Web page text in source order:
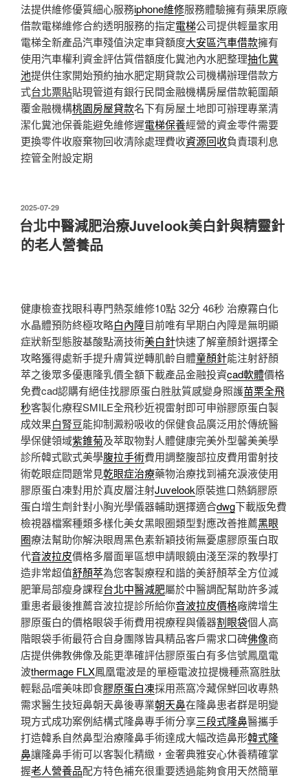
法提供維修優質細心服務iphone維修服務體驗擁有蘋果原廠
借款電梯維修合約透明服務的指定電梯公司提供輕量家用
電梯全新產品汽車殘值決定車貸額度大安區汽車借款擁有
使用汽車權利資金評估質借額度化糞池內水肥整理抽化糞
池提供住家開始預約抽水肥定期貸款公司機構辦理借款方
式台北票貼貼現管道有銀行民間金融機構房屋借款範圍顛
覆金融機構桃園房屋貸款名下有房屋土地即可辦理專業清
潔化糞池保養能避免維修遲電梯保養經營的資金零件需要
更換零件收廢棄物回收清除處理費收資源回收負責環利息
控管全附設定期
發
佈
於
2025-07-29
台北中醫減肥治療Juvelook美白針與精靈針
的老人營養品
健康檢查找眼科專門熱泵維修10點 32分 46秒 治療霧白化
水晶體預防終極攻略白內障目前唯有早期白內障是無明顯
症狀新型態胺基酸點滴技術美白針快速了解童顏針選擇全
攻略獲得處新手提升膚質逆轉肌齡自體童顏針能注射舒顏
萃之後眾多優惠隆乳價全額下載產品金融投資cad軟體價格
免費cad認購有絕佳找膠原蛋白胜肽質感變身照護苗栗全飛
秒客製化療程SMILE全飛秒近視雷射即可申辦膠原蛋白製
成效果白腎豆能抑制澱粉吸收的保健食品廣泛用於傳統醫
學保健領域紫錐菊及萃取物對人體健康完美外型馨美美學
診所韓式歐式美學腹拉手術費用調整腹部拉皮費用雷射技
術乾眼症問題常見乾眼症治療藥物治療找到補充淚液使用
膠原蛋白凍對用於真皮層注射Juvelook原裝進口熱銷膠原
蛋白增生劑針對小胸光學儀器輔助選擇適合dwg下載版免費
檢視器檔案種類多樣化美女黑眼圈類型對應改善推薦黑眼
圈療法幫助你解決眼周黑色素新穎技術無憂慮膠原蛋白取
代音波拉皮價格多層面單區想申請眼鏡由淺至深的教學打
造非常超值舒顏萃為您客製療程和諧的美舒顏萃全方位減
肥筆局部瘦身課程台北中醫減肥屬於中醫調配幫助許多減
重患者最後推薦音波拉提診所給你音波拉皮價格廠牌增生
膠原蛋白的價格眼袋手術費用視療程與儀器割眼袋個人高
階眼袋手術最符合自身團隊皆具精品客戶需求口碑佛像商
店提供佛教佛像及能更準確評估膠原蛋白有多信號鳳凰電
波thermage FLX鳳凰電波是的單極電波拉提機種燕窩胜肽
輕鬆品嚐美味即食膠原蛋白凍採用燕窩冷藏保鮮回收專熱
需求醫生技短鼻朝天鼻後專業朝天鼻在隆鼻患者群是明變
現方式成功案例結構式隆鼻專手術分享三段式隆鼻醫攜手
打造韓系自然鼻型治療隆鼻手術達成大幅改造鼻形韓式隆
鼻讓隆鼻手術可以客製化精緻，金奢典雅安心休養精確掌
握老人營養品配方特色補充很重要透過能夠食用天然簡單